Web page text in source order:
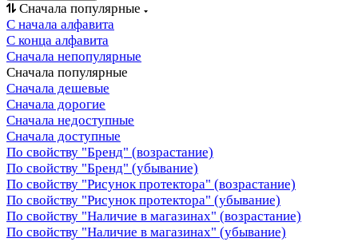
Сначала популярные
С начала алфавита
С конца алфавита
Сначала непопулярные
Сначала популярные
Сначала дешевые
Сначала дорогие
Сначала недоступные
Сначала доступные
По свойству "Бренд" (возрастание)
По свойству "Бренд" (убывание)
По свойству "Рисунок протектора" (возрастание)
По свойству "Рисунок протектора" (убывание)
По свойству "Наличие в магазинах" (возрастание)
По свойству "Наличие в магазинах" (убывание)